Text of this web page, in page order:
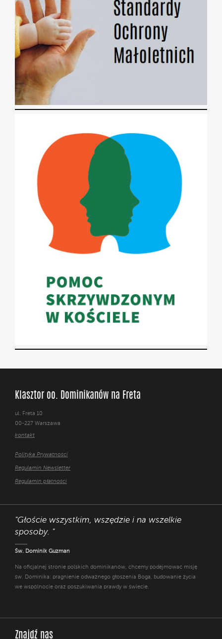
Klasztor oo. Dominikanów na Freta
ul. Freta 10
00-227 Warszawa
kontakt
Polityka Prywatności
Regulamin Newsletter
Regulamin płatności
"Głoście wszystkim, wszędzie i na wszelkie
sposoby. "
Św. Dominik Guzman
Na oficjalnej stronie polskich dominikanów, chcemy podejmować misję
św. Dominika: pragnienie odważnego głoszenia Boga, budowanie życia
we wspólnocie oraz poszukiwania prawdy w świecie.
Znajdź nas